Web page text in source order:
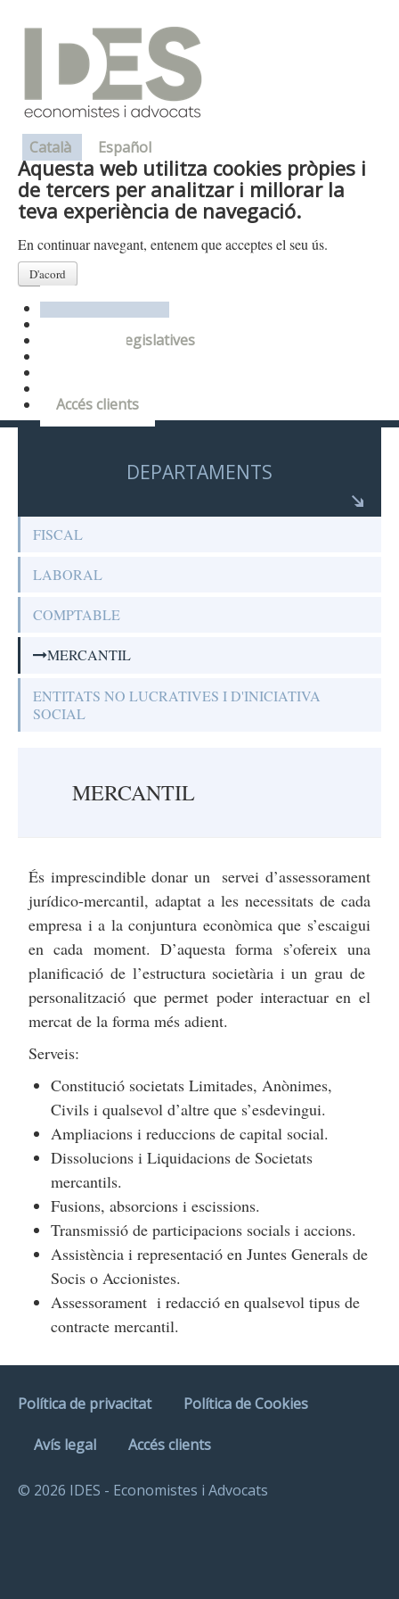
Català Español
Aquesta web utilitza cookies pròpies i
de tercers per analitzar i millorar la
teva experiència de navegació.
En continuar navegant, entenem que acceptes el seu ús.
D'acord
Presentació
Departaments
Novetats legislatives
Accés clients
DEPARTAMENTS
FISCAL
LABORAL
COMPTABLE
MERCANTIL
ENTITATS NO LUCRATIVES I D'INICIATIVA
SOCIAL
MERCANTIL
És imprescindible donar un servei d’assessorament
jurídico-mercantil, adaptat a les necessitats de cada
empresa i a la conjuntura econòmica que s’escaigui
en cada moment. D’aquesta forma s’ofereix una
planificació de l’estructura societària i un grau de
personalització que permet poder interactuar en el
mercat de la forma més adient.
Serveis:
Constitució societats Limitades, Anònimes,
Civils i qualsevol d’altre que s’esdevingui.
Ampliacions i reduccions de capital social.
Dissolucions i Liquidacions de Societats
mercantils.
Fusions, absorcions i escissions.
Transmissió de participacions socials i accions.
Assistència i representació en Juntes Generals de
Socis o Accionistes.
Assessorament i redacció en qualsevol tipus de
contracte mercantil.
Política de privacitat Política de Cookies
Avís legal Accés clients
© 2026 IDES - Economistes i Advocats